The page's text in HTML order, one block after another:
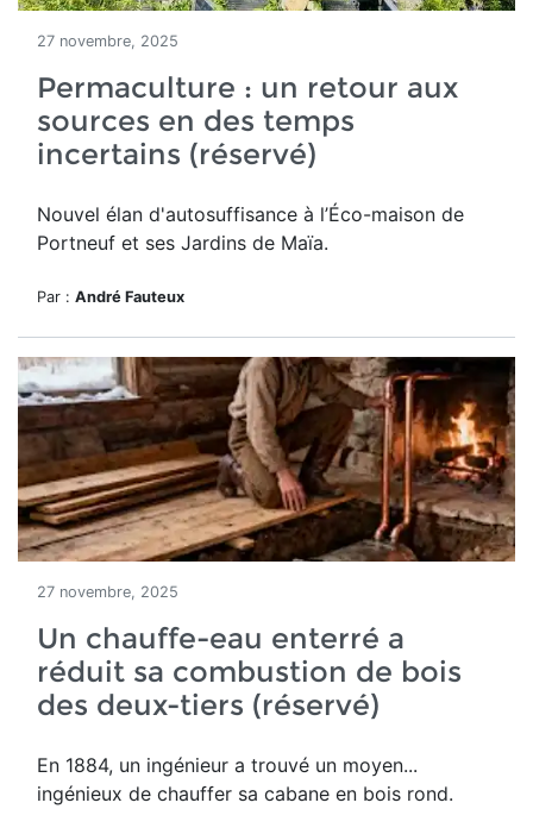
27 novembre, 2025
Permaculture : un retour aux
sources en des temps
incertains (réservé)
Nouvel élan d'autosuffisance à l’Éco-maison de
Portneuf et ses Jardins de Maïa.
Par : André Fauteux
27 novembre, 2025
Un chauffe-eau enterré a
réduit sa combustion de bois
des deux-tiers (réservé)
En 1884, un ingénieur a trouvé un moyen...
ingénieux de chauffer sa cabane en bois rond.